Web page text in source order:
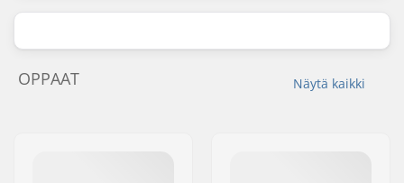
Näytä kaikki
OPPAAT